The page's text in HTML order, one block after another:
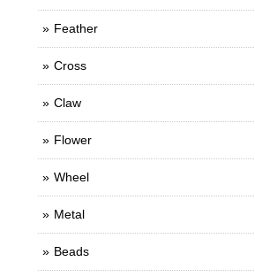
Feather
Cross
Claw
Flower
Wheel
Metal
Beads